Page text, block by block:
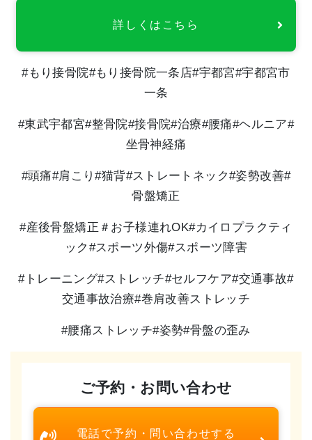
詳しくはこちら
#もり接骨院#もり接骨院一条店#宇都宮#宇都宮市
一条
#東武宇都宮#整骨院#接骨院#治療#腰痛#ヘルニア#
坐骨神経痛
#頭痛#肩こり#猫背#ストレートネック#姿勢改善#
骨盤矯正
#産後骨盤矯正＃お子様連れOK#カイロプラクティ
ック#スポーツ外傷#スポーツ障害
#トレーニング#ストレッチ#セルフケア#交通事故#
交通事故治療#巻肩改善ストレッチ
#腰痛ストレッチ#姿勢#骨盤の歪み
ご予約・お問い合わせ
電話で予約・問い合わせする